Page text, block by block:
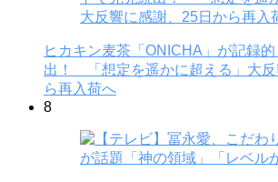
ヒカキン麦茶「ONICHA」が記録
出！ 「想定を遥かに超える」大
ら再入荷へ
8